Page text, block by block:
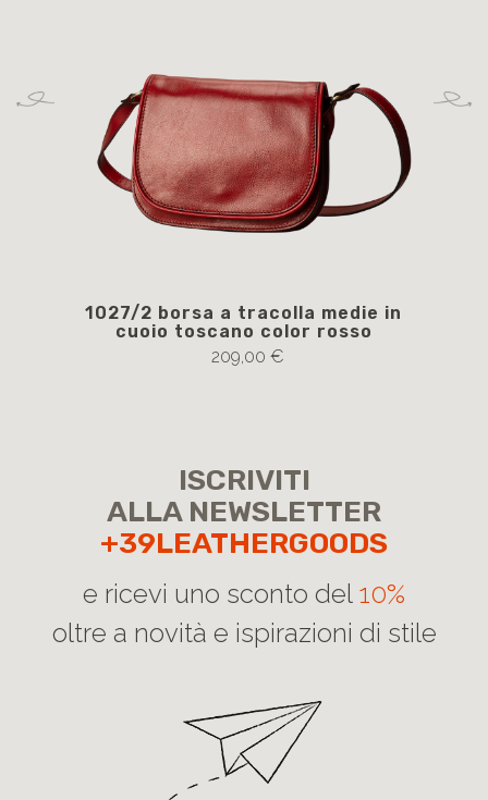
1027/2 borsa a tracolla medie in
cuoio toscano color rosso
209,00 €
ISCRIVITI
ALLA NEWSLETTER
+39LEATHERGOODS
e ricevi uno sconto del 10%
oltre a novità e ispirazioni di stile